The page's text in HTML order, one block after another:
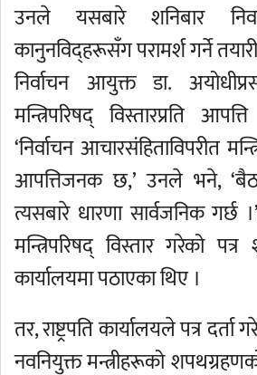
उनले यसबारे शनिबार
कानुनविद्हरूसँग परामर्श गर्ने
निर्वाचन आयुक्त डा.
मन्त्रिपरिषद् विस्तारप्रति
‘निर्वाचन आचारसंहिताविपरीत
आपत्तिजनक छ,’ उनले भने,
त्यसबारे धारणा सार्वजनिक गर्छ
मन्त्रिपरिषद् विस्तार गरेको पत्र
कार्यालयमा पठाएका थिए ।
तर, राष्ट्रपति कार्यालयले पत्र दर्ता
नवनियुक्त मन्त्रीहरूको